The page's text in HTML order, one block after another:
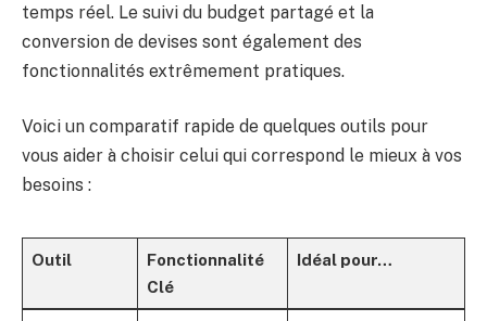
temps réel. Le suivi du budget partagé et la
conversion de devises sont également des
fonctionnalités extrêmement pratiques.
Voici un comparatif rapide de quelques outils pour
vous aider à choisir celui qui correspond le mieux à vos
besoins :
Outil
Fonctionnalité
Clé
Idéal pour…